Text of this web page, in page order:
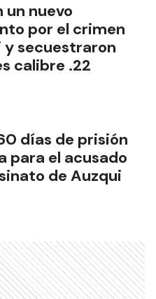
un nuevo
por el crimen
y secuestraron
calibre .22
días de prisión
para el acusado
de Auzqui